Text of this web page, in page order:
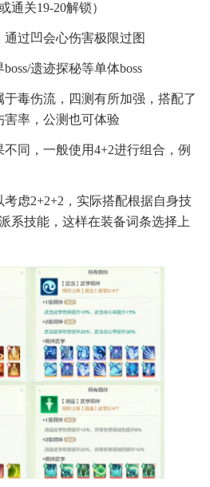
通关19-20解锁）
过凹会心伤害极限过图
遗迹探秘等单体boss
毒伤流，四测有所加强，搭配了
率，公测也可体验
同，一般使用4+2进行组合，例
虑2+2+2，实际搭配根据自身技
系技能，这样在装备词条选择上